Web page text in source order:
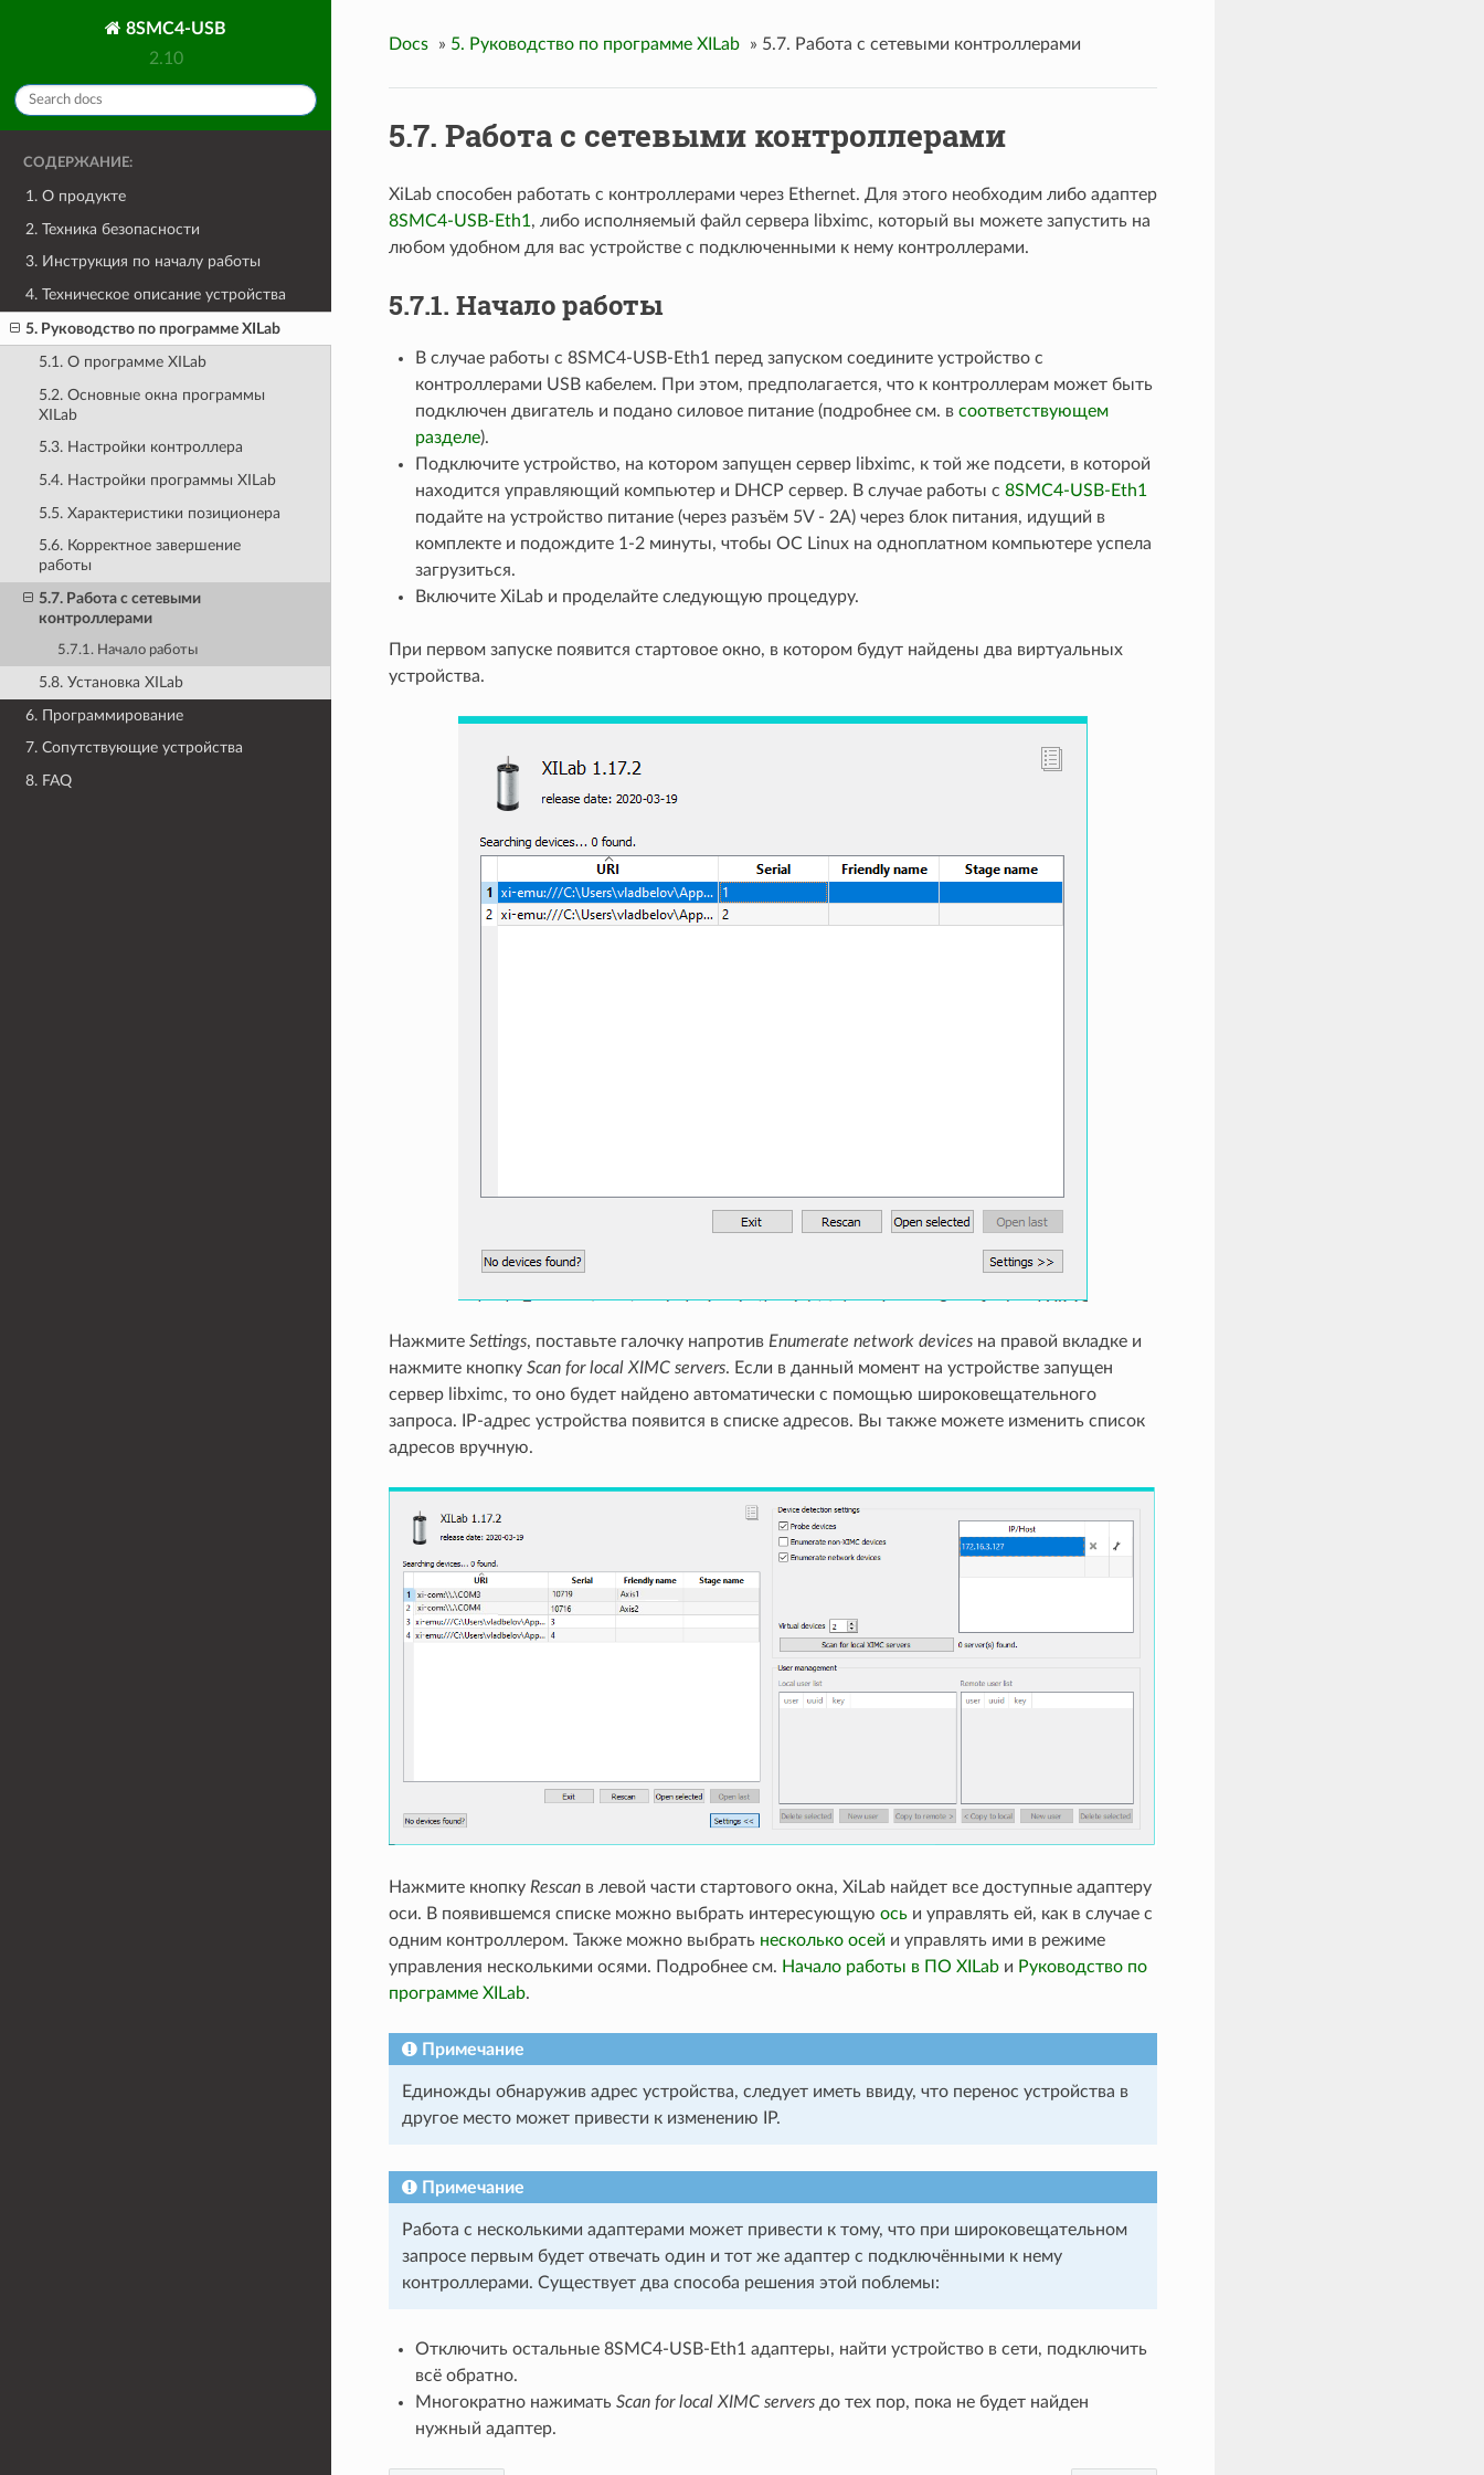
8SMC4-USB
2.10
СОДЕРЖАНИЕ:
1. О продукте
2. Техника безопасности
3. Инструкция по началу работы
4. Техническое описание устройства
5. Руководство по программе XILab
5.1. О программе XILab
5.2. Основные окна программы
XILab
5.3. Настройки контроллера
5.4. Настройки программы XILab
5.5. Характеристики позиционера
5.6. Корректное завершение
работы
5.7. Работа с сетевыми
контроллерами
5.7.1. Начало работы
5.8. Установка XILab
6. Программирование
7. Сопутствующие устройства
8. FAQ
Docs » 5. Руководство по программе XILab » 5.7. Работа с сетевыми контроллерами
5.7. Работа с сетевыми контроллерами
XiLab способен работать с контроллерами через Ethernet. Для этого необходим либо адаптер
8SMC4-USB-Eth1, либо исполняемый файл сервера libximc, который вы можете запустить на
любом удобном для вас устройстве с подключенными к нему контроллерами.
5.7.1. Начало работы
В случае работы с 8SMC4-USB-Eth1 перед запуском соедините устройство с
контроллерами USB кабелем. При этом, предполагается, что к контроллерам может быть
подключен двигатель и подано силовое питание (подробнее см. в соответствующем
разделе).
Подключите устройство, на котором запущен сервер libximc, к той же подсети, в которой
находится управляющий компьютер и DHCP сервер. В случае работы с 8SMC4-USB-Eth1
подайте на устройство питание (через разъём 5V - 2A) через блок питания, идущий в
комплекте и подождите 1-2 минуты, чтобы ОС Linux на одноплатном компьютере успела
загрузиться.
Включите XiLab и проделайте следующую процедуру.
При первом запуске появится стартовое окно, в котором будут найдены два виртуальных
устройства.
Нажмите Settings, поставьте галочку напротив Enumerate network devicesна правой вкладке и
нажмите кнопку Scan for local XIMC servers. Если в данный момент на устройстве запущен
сервер libximc, то оно будет найдено автоматически с помощью широковещательного
запроса. IP-адрес устройства появится в списке адресов. Вы также можете изменить список
адресов вручную.
Нажмите кнопку Rescanв левой части стартового окна, XiLab найдет все доступные адаптеру
оси. В появившемся списке можно выбрать интересующую осьи управлять ей, как в случае с
одним контроллером. Также можно выбрать несколько осей и управлять ими в режиме
управления несколькими осями. Подробнее см. Начало работы в ПО XILabи Руководство по
программе XILab.
Примечание
Единожды обнаружив адрес устройства, следует иметь ввиду, что перенос устройства в
другое место может привести к изменению IP.
Примечание
Работа с несколькими адаптерами может привести к тому, что при широковещательном
запросе первым будет отвечать один и тот же адаптер с подключёнными к нему
контроллерами. Существует два способа решения этой поблемы:
Отключить остальные 8SMC4-USB-Eth1 адаптеры, найти устройство в сети, подключить
всё обратно.
Многократно нажимать Scan for local XIMC serversдо тех пор, пока не будет найден
нужный адаптер.